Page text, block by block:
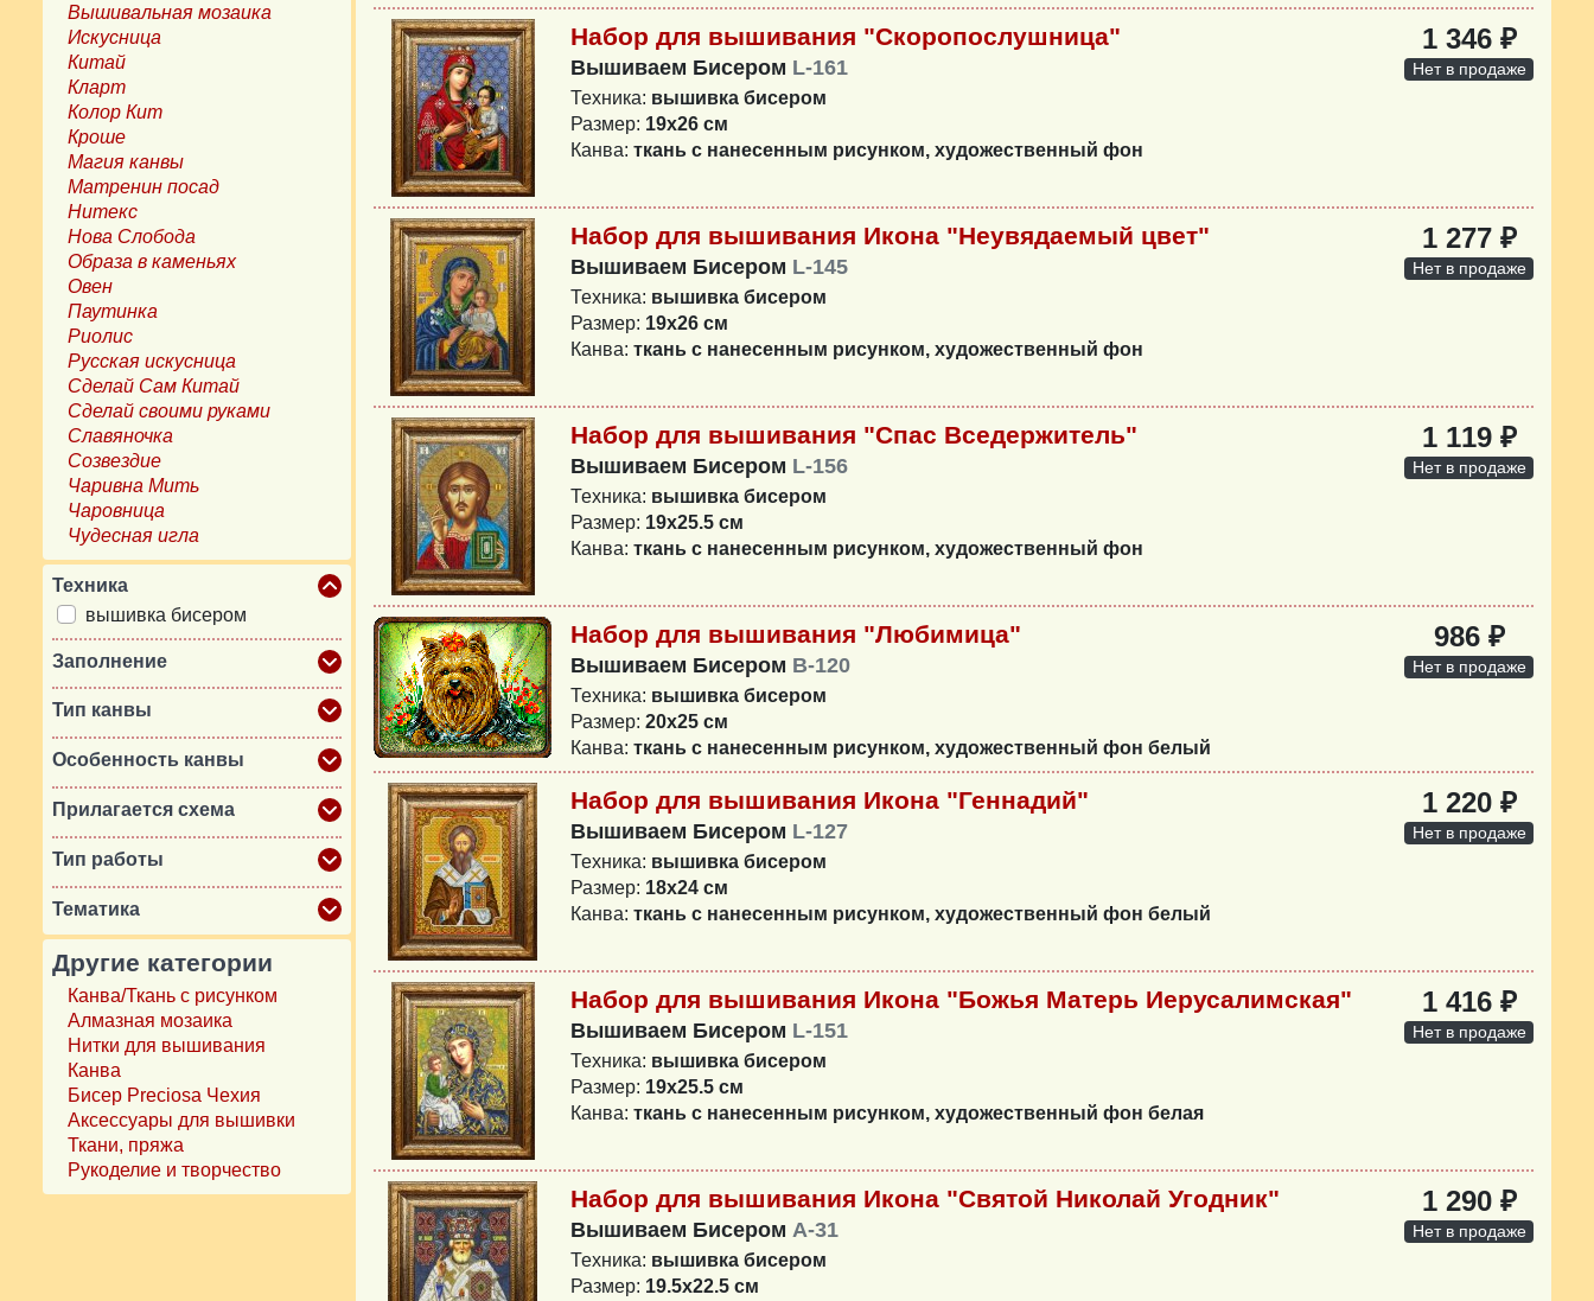
Набор для вышивания "Скоропослушница"
Вышиваем Бисером L-161
Техника: вышивка бисером
Размер: 19х26 см
Канва: ткань с нанесенным рисунком, художественный фон
1 346 ₽
Нет в продаже
Набор для вышивания Икона "Неувядаемый цвет"
Вышиваем Бисером L-145
Техника: вышивка бисером
Размер: 19х26 см
Канва: ткань с нанесенным рисунком, художественный фон
1 277 ₽
Нет в продаже
Набор для вышивания "Спас Вседержитель"
Вышиваем Бисером L-156
Техника: вышивка бисером
Размер: 19х25.5 см
Канва: ткань с нанесенным рисунком, художественный фон
1 119 ₽
Нет в продаже
Набор для вышивания "Любимица"
Вышиваем Бисером В-120
Техника: вышивка бисером
Размер: 20х25 см
Канва: ткань с нанесенным рисунком, художественный фон белый
986 ₽
Нет в продаже
Набор для вышивания Икона "Геннадий"
Вышиваем Бисером L-127
Техника: вышивка бисером
Размер: 18х24 см
Канва: ткань с нанесенным рисунком, художественный фон белый
1 220 ₽
Нет в продаже
Набор для вышивания Икона "Божья Матерь Иерусалимская"
Вышиваем Бисером L-151
Техника: вышивка бисером
Размер: 19х25.5 см
Канва: ткань с нанесенным рисунком, художественный фон белая
1 416 ₽
Нет в продаже
Набор для вышивания Икона "Святой Николай Угодник"
Вышиваем Бисером А-31
Техника: вышивка бисером
Размер: 19.5х22.5 см
1 290 ₽
Нет в продаже
Вышивальная мозаика
Искусница
Китай
Кларт
Колор Кит
Кроше
Магия канвы
Матренин посад
Нитекс
Нова Слобода
Образа в каменьях
Овен
Паутинка
Риолис
Русская искусница
Сделай Сам Китай
Сделай своими руками
Славяночка
Созвездие
Чаривна Мить
Чаровница
Чудесная игла
Техника
вышивка бисером
Заполнение
Тип канвы
Особенность канвы
Прилагается схема
Тип работы
Тематика
Другие категории
Канва/Ткань с рисунком
Алмазная мозаика
Нитки для вышивания
Канва
Бисер Preciosa Чехия
Аксессуары для вышивки
Ткани, пряжа
Рукоделие и творчество